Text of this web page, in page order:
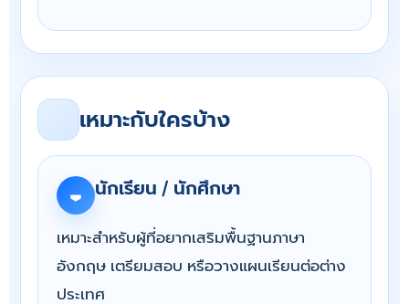
เหมาะกับใครบ้าง
นักเรียน / นักศึกษา
เหมาะสำหรับผู้ที่อยากเสริมพื้นฐานภาษา
อังกฤษ เตรียมสอบ หรือวางแผนเรียนต่อต่าง
ประเทศ